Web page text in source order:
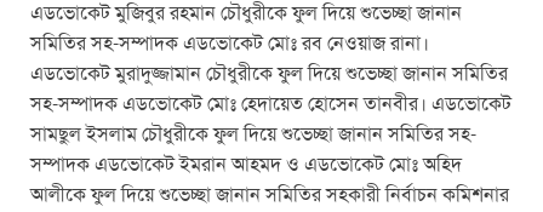
এডভোকেট মুজিবুর রহমান চৌধুরীকে ফুল দিয়ে শুভেচ্ছা জানান
সমিতির সহ-সম্পাদক এডভোকেট মোঃ রব নেওয়াজ রানা।
এডভোকেট মুরাদুজ্জামান চৌধুরীকে ফুল দিয়ে শুভেচ্ছা জানান সমিতির
সহ-সম্পাদক এডভোকেট মোঃ হেদায়েত হোসেন তানবীর। এডভোকেট
সামছুল ইসলাম চৌধুরীকে ফুল দিয়ে শুভেচ্ছা জানান সমিতির সহ-
সম্পাদক এডভোকেট ইমরান আহমদ ও এডভোকেট মোঃ অহিদ
আলীকে ফুল দিয়ে শুভেচ্ছা জানান সমিতির সহকারী নির্বাচন কমিশনার